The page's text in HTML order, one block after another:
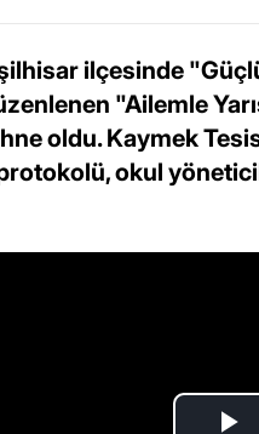
ilçesinde
"Ailemle
oldu. Kaymek
okul